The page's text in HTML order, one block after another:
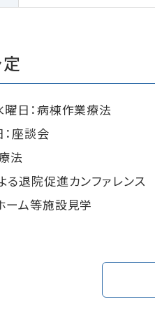
曜日：病棟作業療法
座談会
法
る退院促進カンファレンス
ーム等施設見学